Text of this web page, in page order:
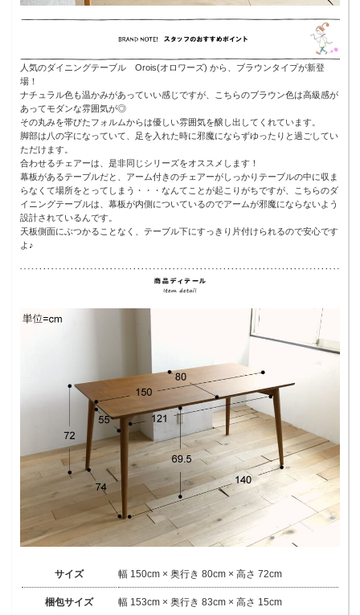
人気のダイニングテーブル Orois(オロワーズ) から、ブラウンタイプが新登
場！
ナチュラル色も温かみがあっていい感じですが、こちらのブラウン色は高級感が
あってモダンな雰囲気が◎
その丸みを帯びたフォルムからは優しい雰囲気を醸し出してくれています。
脚部は八の字になっていて、足を入れた時に邪魔にならずゆったりと過ごしてい
ただけます。
合わせるチェアーは、是非同じシリーズをオススメします！
幕板があるテーブルだと、アーム付きのチェアーがしっかりテーブルの中に収ま
らなくて場所をとってしまう・・・なんてことが起こりがちですが、こちらのダ
イニングテーブルは、幕板が内側についているのでアームが邪魔にならないよう
設計されているんです。
天板側面にぶつかることなく、テーブル下にすっきり片付けられるので安心です
よ♪
サイズ 幅 150cm × 奥行き 80cm × 高さ 72cm
梱包サイズ 幅 153cm × 奥行き 83cm × 高さ 15cm